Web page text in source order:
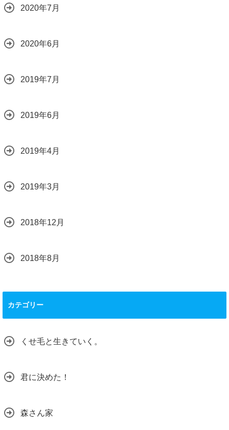
2020年7月
2020年6月
2019年7月
2019年6月
2019年4月
2019年3月
2018年12月
2018年8月
カテゴリー
くせ毛と生きていく。
君に決めた！
森さん家